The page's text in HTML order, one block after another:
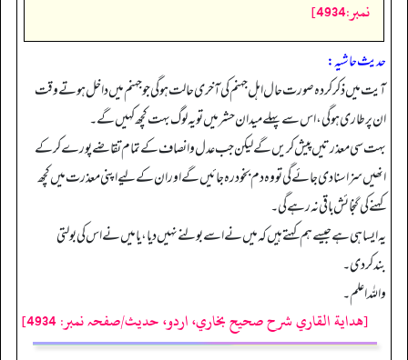
نمبر:4934]
حدیث حاشیہ:
آیت میں ذکر کردہ صورت حال اہل جہنم کی آخری حالت ہوگی جو جہنم میں داخل ہوتے وقت
ان پر طاری ہوگی، اس سے پہلے میدان حشر میں تو یہ لوگ بہت کچھ کہیں گے۔
بہت سی معذرتیں پیش کریں گے لیکن جب عدل و انصاف کے تمام تقاضے پورے کر کے
انھیں سزا سنا دی جائے گی تو وہ دم بخود رہ جائیں گے اور ان کے لیے اپنی معذرت میں کچھ
کہنے کی گنجائش باقی نہ رہے گی۔
یہ ایسا ہی ہے جیسے ہم کہتے ہیں کہ میں نے اسے بولنے نہیں دیا، یا میں نے اس کی بولتی
بندکردی۔
واللہ اعلم۔
[هداية القاري شرح صحيح بخاري، اردو، حدیث/صفحہ نمبر: 4934]